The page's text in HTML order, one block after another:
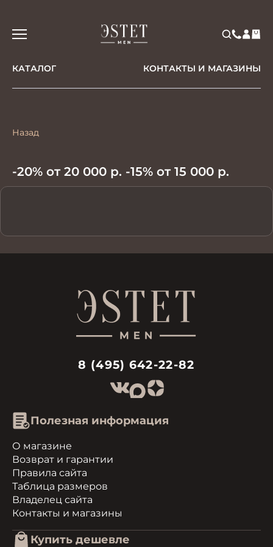
КАТАЛОГ КОНТАКТЫ И МАГАЗИНЫ
Назад
-20% от 20 000 р. -15% от 15 000 р.
8 (495) 642-22-82
Полезная информация
О магазине
Возврат и гарантии
Правила сайта
Таблица размеров
Владелец сайта
Контакты и магазины
Купить дешевле